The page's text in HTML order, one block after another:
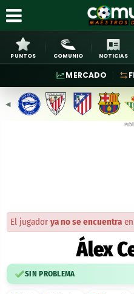
PUNTOS COMUNIO NOTICIAS
MERCADO
◀︎
El jugador ya no se encuentra
Álex
SIN PROBLEMA